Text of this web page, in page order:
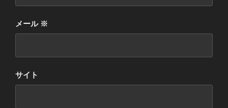
メール ※
サイト